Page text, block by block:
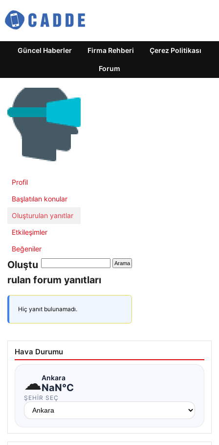
Güncel Haberler Firma Rehberi Çerez Politikası
Forum
Profil
Başlatılan konular
Oluşturulan yanıtlar
Etkileşimler
Beğeniler
Oluştu
rulan forum yanıtları
Hiç yanıt bulunamadı.
Hava Durumu
☁Ankara
NaN°C
ŞEHIR SEÇ